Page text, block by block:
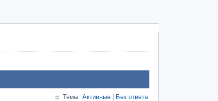
Темы: Активные Без ответа